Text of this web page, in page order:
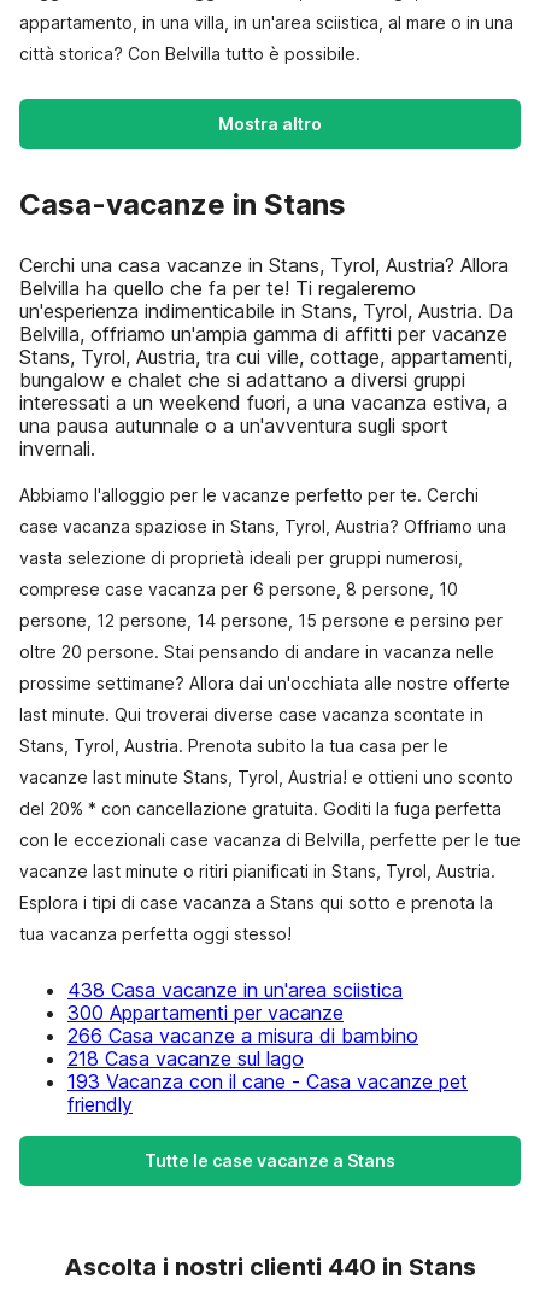
appartamento, in una villa, in un'area sciistica, al mare o in una
città storica? Con Belvilla tutto è possibile.
Mostra altro
Casa-vacanze in Stans
Cerchi una casa vacanze in Stans, Tyrol, Austria? Allora
Belvilla ha quello che fa per te! Ti regaleremo
un'esperienza indimenticabile in Stans, Tyrol, Austria. Da
Belvilla, offriamo un'ampia gamma di affitti per vacanze
Stans, Tyrol, Austria, tra cui ville, cottage, appartamenti,
bungalow e chalet che si adattano a diversi gruppi
interessati a un weekend fuori, a una vacanza estiva, a
una pausa autunnale o a un'avventura sugli sport
invernali.
Abbiamo l'alloggio per le vacanze perfetto per te. Cerchi
case vacanza spaziose in Stans, Tyrol, Austria? Offriamo una
vasta selezione di proprietà ideali per gruppi numerosi,
comprese case vacanza per 6 persone, 8 persone, 10
persone, 12 persone, 14 persone, 15 persone e persino per
oltre 20 persone. Stai pensando di andare in vacanza nelle
prossime settimane? Allora dai un'occhiata alle nostre offerte
last minute. Qui troverai diverse case vacanza scontate in
Stans, Tyrol, Austria. Prenota subito la tua casa per le
vacanze last minute Stans, Tyrol, Austria! e ottieni uno sconto
del 20% * con cancellazione gratuita. Goditi la fuga perfetta
con le eccezionali case vacanza di Belvilla, perfette per le tue
vacanze last minute o ritiri pianificati in Stans, Tyrol, Austria.
Esplora i tipi di case vacanza a Stans qui sotto e prenota la
tua vacanza perfetta oggi stesso!
438 Casa vacanze in un'area sciistica
300 Appartamenti per vacanze
266 Casa vacanze a misura di bambino
218 Casa vacanze sul lago
193 Vacanza con il cane - Casa vacanze pet
friendly
Tutte le case vacanze a Stans
Ascolta i nostri clienti 440 in Stans